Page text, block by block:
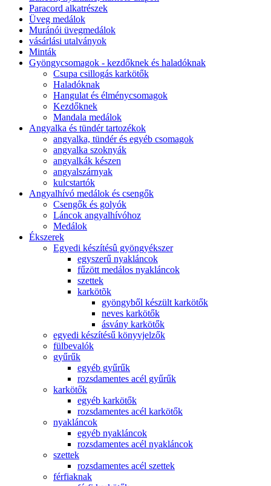
Paracord alkatrészek
Üveg medálok
Muránói üvegmedálok
vásárlási utalványok
Minták
Gyöngycsomagok - kezdőknek és haladóknak
Csupa csillogás karkötők
Haladóknak
Hangulat és élménycsomagok
Kezdőknek
Mandala medálok
Angyalka és tündér tartozékok
angyalka, tündér és egyéb csomagok
angyalka szoknyák
angyalkák készen
angyalszárnyak
kulcstartók
Angyalhívó medálok és csengők
Csengők és golyók
Láncok angyalhívóhoz
Medálok
Ékszerek
Egyedi készítésû gyöngyékszer
egyszerű nyakláncok
fűzött medálos nyakláncok
szettek
karkötõk
gyöngyből készült karkötők
neves karkötők
ásvány karkötők
egyedi készítésű könyvjelzők
fülbevalók
gyűrűk
egyéb gyűrűk
rozsdamentes acél gyűrűk
karkötők
egyéb karkötők
rozsdamentes acél karkötők
nyakláncok
egyéb nyakláncok
rozsdamentes acél nyakláncok
szettek
rozsdamentes acél szettek
férfiaknak